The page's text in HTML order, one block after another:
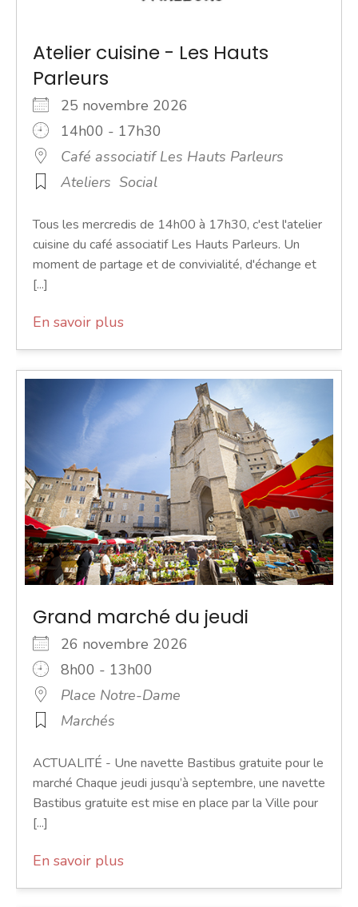
Atelier cuisine - Les Hauts
Parleurs
25 novembre 2026
14h00 - 17h30
Café associatif Les Hauts Parleurs
Ateliers Social
Tous les mercredis de 14h00 à 17h30, c'est l'atelier
cuisine du café associatif Les Hauts Parleurs. Un
moment de partage et de convivialité, d'échange et
[...]
En savoir plus
Grand marché du jeudi
26 novembre 2026
8h00 - 13h00
Place Notre-Dame
Marchés
ACTUALITÉ - Une navette Bastibus gratuite pour le
marché Chaque jeudi jusqu’à septembre, une navette
Bastibus gratuite est mise en place par la Ville pour
[...]
En savoir plus